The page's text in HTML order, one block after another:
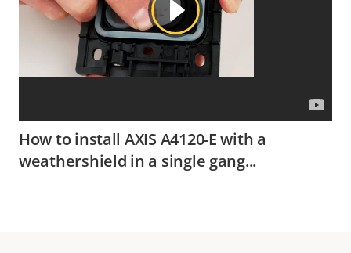
How to install AXIS A4120-E with a
weathershield in a single gang...